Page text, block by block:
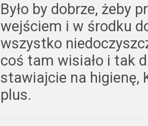
Było by dobrze, żeby
wejściem i w środku
wszystko
coś tam wisiało i tak
stawiajcie na higienę,
plus.